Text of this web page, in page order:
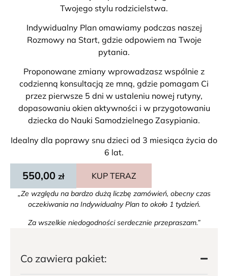
Twojego stylu rodzicielstwa.
Indywidualny Plan omawiamy podczas naszej
Rozmowy na Start, gdzie odpowiem na Twoje
pytania.
Proponowane zmiany wprowadzasz wspólnie z
codzienną konsultacją ze mną, gdzie pomagam Ci
przez pierwsze 5 dni w ustaleniu nowej rutyny,
dopasowaniu okien aktywności i w przygotowaniu
dziecka do Nauki Samodzielnego Zasypiania.
Idealny dla poprawy snu dzieci od 3 miesiąca życia do
6 lat.
550,00 zł KUP TERAZ
„Ze względu na bardzo dużą liczbę zamówień, obecny czas
oczekiwania na Indywidualny Plan to około 1 tydzień.
Za wszelkie niedogodności serdecznie przepraszam.”
Co zawiera pakiet: